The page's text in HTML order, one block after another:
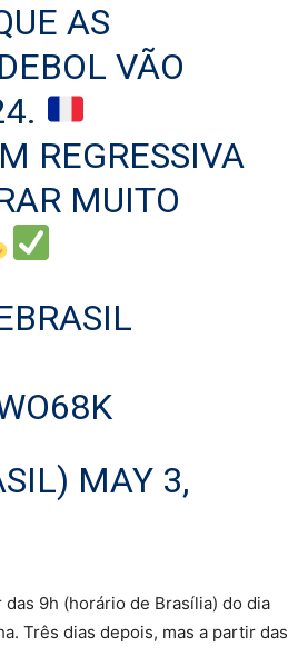
AS
VÃO
.
REGRESSIVA
MUITO
MAY 3,
9h (horário de Brasília) do dia
Três dias depois, mas a partir das